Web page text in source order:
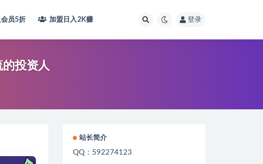
员5折 加盟日入2K赚 登录
投资人
站长简介
QQ：592274123